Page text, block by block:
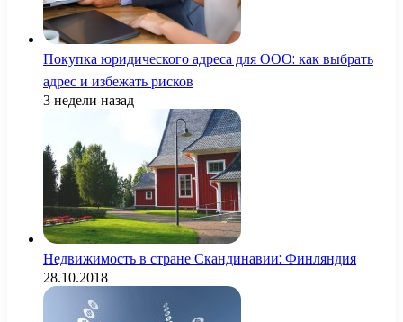
Покупка юридического адреса для ООО: как выбрать
адрес и избежать рисков
3 недели назад
Недвижимость в стране Скандинавии: Финляндия
28.10.2018